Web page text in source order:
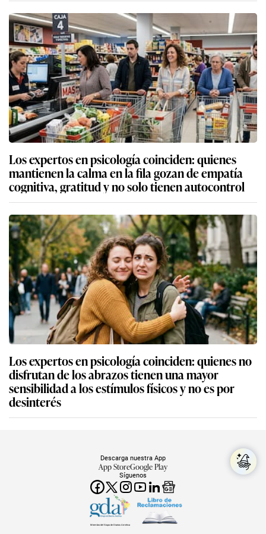
Los expertos en psicología coinciden: quienes
mantienen la calma en la fila gozan de empatía
cognitiva, gratitud y no solo tienen autocontrol
Los expertos en psicología coinciden: quienes no
disfrutan de los abrazos tienen una mayor
sensibilidad a los estímulos físicos y no es por
desinterés
Síguenos
Descarga nuestra App
App StoreGoogle Play
Miembro del Grupo de Diarios América